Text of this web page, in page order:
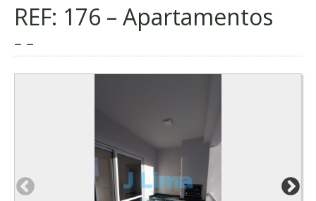
REF: 176 – Apartamentos
– –